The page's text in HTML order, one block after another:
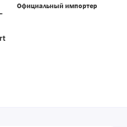
Официальный импортер